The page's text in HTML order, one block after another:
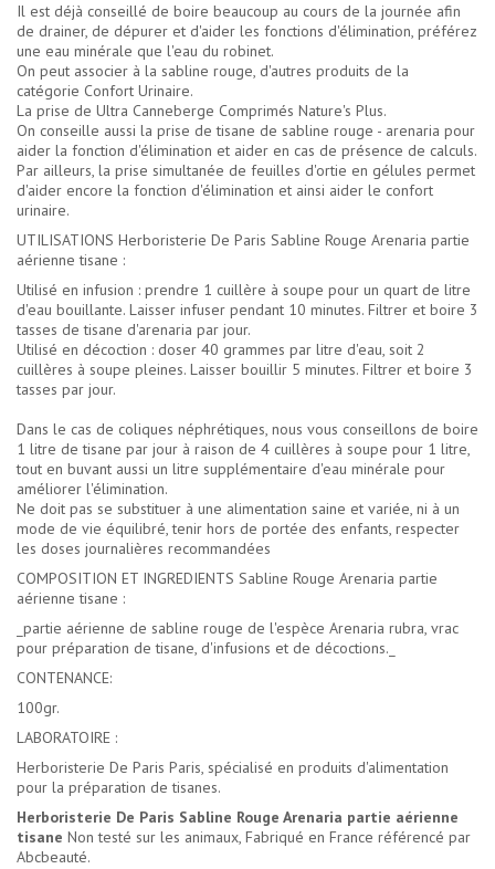
Il est déjà conseillé de boire beaucoup au cours de la journée afin
de drainer, de dépurer et d'aider les fonctions d'élimination, préférez
une eau minérale que l'eau du robinet.
On peut associer à la sabline rouge, d'autres produits de la
catégorie Confort Urinaire.
La prise de Ultra Canneberge Comprimés Nature's Plus.
On conseille aussi la prise detisane de sabline rouge - arenaria pour
aider la fonction d'élimination et aider en cas de présence de calculs.
Par ailleurs, la prise simultanée de feuilles d'ortie en gélules permet
d'aider encore la fonction d'élimination et ainsi aider le confort
urinaire.
UTILISATIONS Herboristerie De Paris Sabline Rouge Arenaria partie
aérienne tisane :
Utilisé en infusion : prendre 1 cuillère à soupe pour un quart de litre
d'eau bouillante. Laisser infuser pendant 10 minutes. Filtrer et boire 3
tasses de tisane d'arenaria par jour.
Utilisé en décoction : doser 40 grammes par litre d'eau, soit 2
cuillères à soupe pleines. Laisser bouillir 5 minutes. Filtrer et boire 3
tasses par jour.
Dans le cas de coliques néphrétiques, nous vous conseillons de boire
1 litre de tisane par jour à raison de 4 cuillères à soupe pour 1 litre,
tout en buvant aussi un litre supplémentaire d'eau minérale pour
améliorer l'élimination.
Ne doit pas se substituer à une alimentation saine et variée, ni à un
mode de vie équilibré, tenir hors de portée des enfants, respecter
les doses journalières recommandées
COMPOSITION ET INGREDIENTS Sabline Rouge Arenaria partie
aérienne tisane :
_partie aérienne de sabline rouge de l'espèce Arenaria rubra, vrac
pour préparation de tisane, d'infusions et de décoctions._
CONTENANCE:
100gr.
LABORATOIRE :
Herboristerie De Paris Paris, spécialisé en produits d'alimentation
pour la préparation de tisanes.
Herboristerie De Paris Sabline Rouge Arenaria partie aérienne
tisane Non testé sur les animaux, Fabriqué en France référencé par
Abcbeauté.